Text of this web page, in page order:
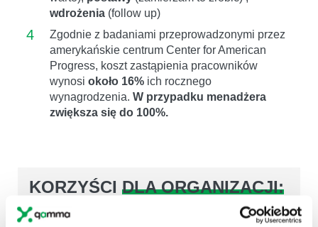
wdrożenia (follow up)
4
Zgodnie z badaniami przeprowadzonymi przez
amerykańskie centrum Center for American
Progress, koszt zastąpienia pracowników
wynosi około 16% ich rocznego
wynagrodzenia. W przypadku menadżera
zwiększa się do 100%.
KORZYŚCI DLA ORGANIZACJI:
poprawa wizerunku urzędu poprzez